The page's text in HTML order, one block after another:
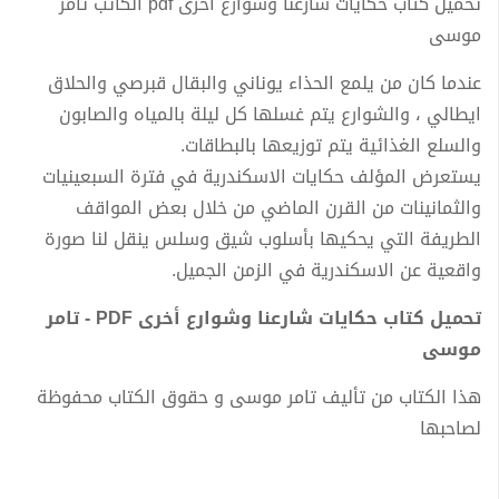
موسى
عندما كان من يلمع الحذاء يوناني والبقال قبرصي والحلاق
ايطالي ، والشوارع يتم غسلها كل ليلة بالمياه والصابون
والسلع الغذائية يتم توزيعها بالبطاقات.
يستعرض المؤلف حكايات الاسكندرية في فترة السبعينيات
والثمانينات من القرن الماضي من خلال بعض المواقف
الطريفة التي يحكيها بأسلوب شيق وسلس ينقل لنا صورة
واقعية عن الاسكندرية في الزمن الجميل.
تحميل كتاب حكايات شارعنا وشوارع أخرى PDF - تامر
موسى
هذا الكتاب من تأليف تامر موسى و حقوق الكتاب محفوظة
لصاحبها